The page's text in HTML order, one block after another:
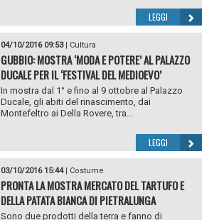
LEGGI
04/10/2016 09:53| Cultura
GUBBIO: MOSTRA ‘MODA E POTERE’ AL PALAZZO
DUCALE PER IL ‘FESTIVAL DEL MEDIOEVO’
In mostra dal 1° e fino al 9 ottobre al Palazzo
Ducale, gli abiti del rinascimento, dai
Montefeltro ai Della Rovere, tra...
LEGGI
03/10/2016 15:44| Costume
PRONTA LA MOSTRA MERCATO DEL TARTUFO E
DELLA PATATA BIANCA DI PIETRALUNGA
Sono due prodotti della terra e fanno di